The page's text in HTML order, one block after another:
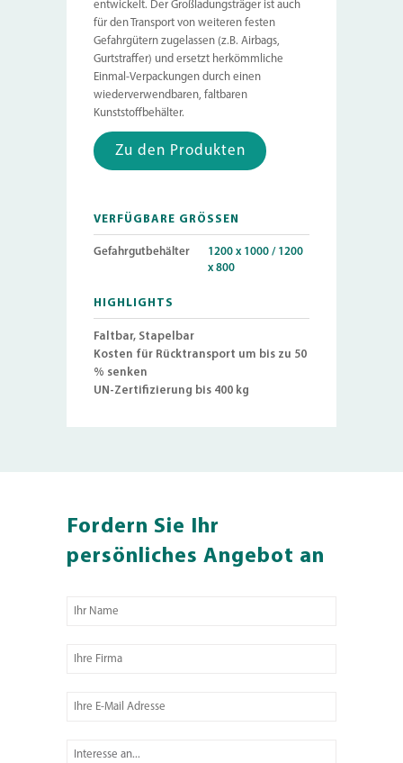
entwickelt. Der Großladungsträger ist auch
für den Transport von weiteren festen
Gefahrgütern zugelassen (z.B. Airbags,
Gurtstraffer) und ersetzt herkömmliche
Einmal-Verpackungen durch einen
wiederverwendbaren, faltbaren
Kunststoffbehälter.
Zu den Produkten
VERFÜGBARE GRÖSSEN
Gefahrgutbehälter
1200 x 1000 / 1200
x 800
HIGHLIGHTS
Faltbar, Stapelbar
Kosten für Rücktransport um bis zu 50
% senken
UN-Zertifizierung bis 400 kg
Fordern Sie Ihr
persönliches Angebot an